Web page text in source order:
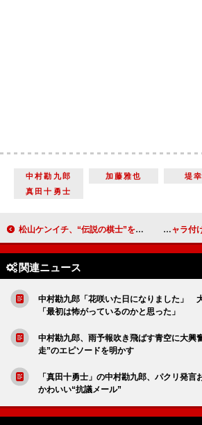
中村勘九郎 加藤雅也
堤
真田十勇士
松山ケンイチ、“伝説の棋士”を熱演 「この人のため、全て捨てられるという思い」 中井貴一、女子アナの
関連ニュース
中村勘九郎「花咲いた日になりました」
「最初は怖がっているのかと思った」
中村勘九郎、雨予報吹き飛ばす青空に大
走”のエピソードを明かす
「真田十勇士」の中村勘九郎、パクリ発
かわいい“抗議メール”